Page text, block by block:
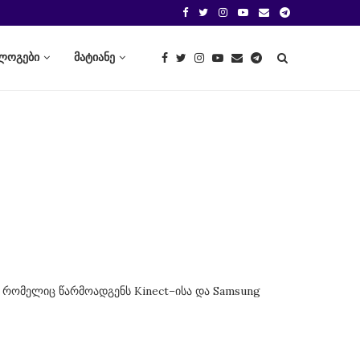
მატიანე
წარმოადგენს Kinect–ისა და Samsung